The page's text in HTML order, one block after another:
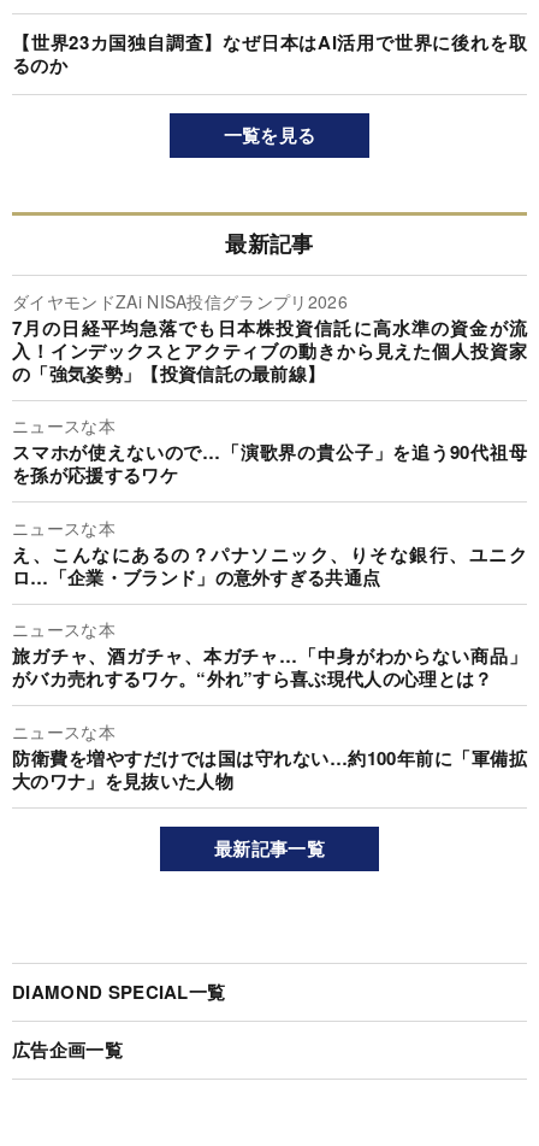
【世界23カ国独自調査】なぜ日本はAI活用で世界に後れを取
るのか
一覧を見る
最新記事
ダイヤモンドZAi NISA投信グランプリ2026
7月の日経平均急落でも日本株投資信託に高水準の資金が流
入！インデックスとアクティブの動きから見えた個人投資家
の「強気姿勢」【投資信託の最前線】
ニュースな本
スマホが使えないので…「演歌界の貴公子」を追う90代祖母
を孫が応援するワケ
ニュースな本
え、こんなにあるの？パナソニック、りそな銀行、ユニク
ロ…「企業・ブランド」の意外すぎる共通点
ニュースな本
旅ガチャ、酒ガチャ、本ガチャ…「中身がわからない商品」
がバカ売れするワケ。“外れ”すら喜ぶ現代人の心理とは？
ニュースな本
防衛費を増やすだけでは国は守れない…約100年前に「軍備拡
大のワナ」を見抜いた人物
最新記事一覧
DIAMOND SPECIAL一覧
広告企画一覧